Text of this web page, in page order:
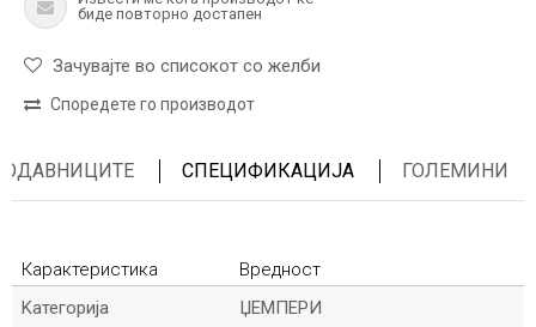
биде повторно достапен
Зачувајте во списокот со желби
Споредете го производот
СПЕЦИФИКАЦИЈА ГОЛЕМИНИ
Карактеристика
Вредност
Kатегорија
ЏЕМПЕРИ